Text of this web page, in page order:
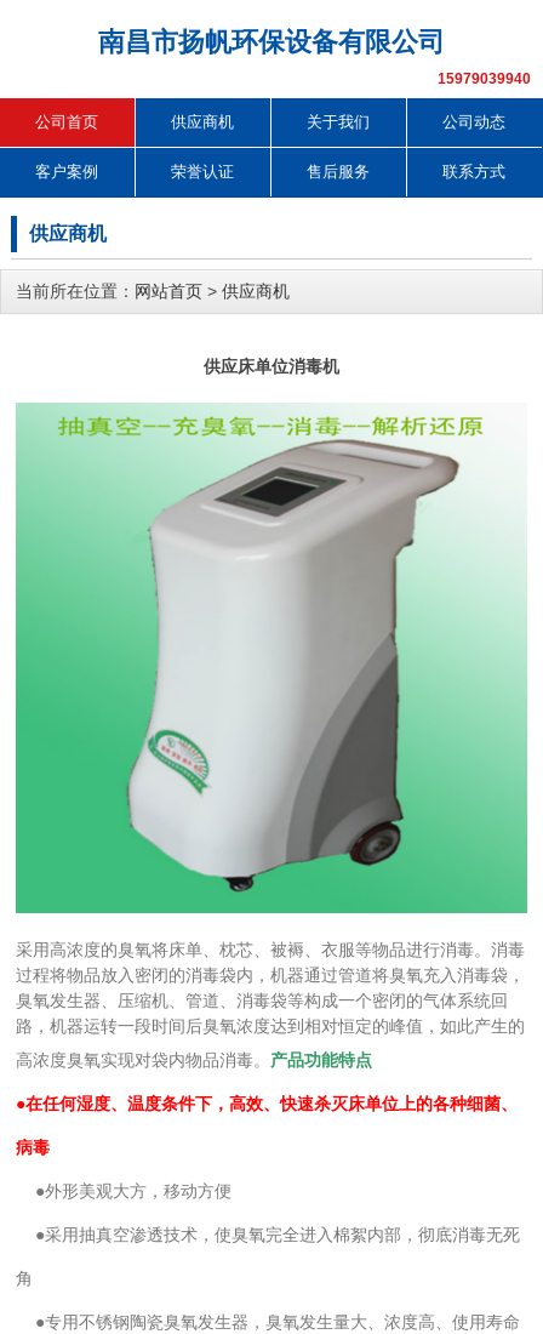
南昌市扬帆环保设备有限公司
15979039940
公司首页 供应商机 关于我们 公司动态
客户案例 荣誉认证 售后服务 联系方式
供应商机
当前所在位置： 网站首页 > 供应商机
供应床单位消毒机
采用高浓度的臭氧将床单、枕芯、被褥、衣服等物品进行消毒。消毒
过程将物品放入密闭的消毒袋内，机器通过管道将臭氧充入消毒袋，
臭氧发生器、压缩机、管道、消毒袋等构成一个密闭的气体系统回
路，机器运转一段时间后臭氧浓度达到相对恒定的峰值，如此产生的
高浓度臭氧实现对袋内物品消毒。 产品功能特点
●在任何湿度、温度条件下，高效、快速杀灭床单位上的各种细菌、
病毒
●外形美观大方，移动方便
●采用抽真空渗透技术，使臭氧完全进入棉絮内部，彻底消毒无死
角
●专用不锈钢陶瓷臭氧发生器，臭氧发生量大、浓度高、使用寿命